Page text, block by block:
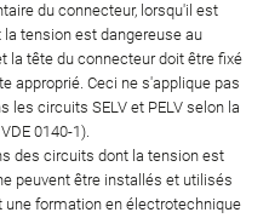
du connecteur, lorsqu'il est
tension est dangereuse au
la tête du connecteur doit être fixé
approprié. Ceci ne s'applique pas
les circuits SELV et PELV selon la
0140-1).
des circuits dont la tension est
peuvent être installés et utilisés
une formation en électrotechnique